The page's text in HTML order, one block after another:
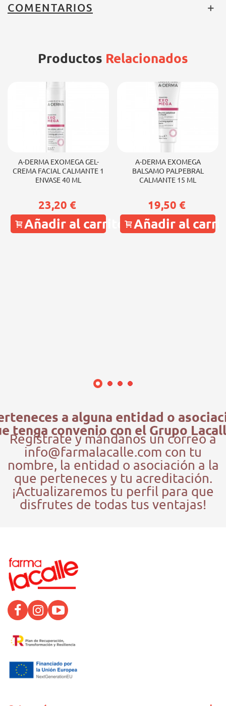
falta de luminosidad e hidratación y con signos de
+174% piel más revitalizada
+78% síntesis de colágeno
+36% hidratación inmediata
Actividad antioxidante demostrada
COMENTARIOS
Productos Relacionados
A-DERMA EXOMEGA GEL-
CREMA FACIAL CALMANTE 1
ENVASE 40 ML
23,20 €
Añadir al carrito
A-DERMA EXOMEGA
BALSAMO PALPEBRAL
CALMANTE 15 ML
19,50 €
Añadir al
a alguna entidad o
tenga convenio con el Grupo
Regístrate y mándanos un correo a
info@farmalacalle.com con tu
nombre, la entidad o asociación a la
que perteneces y tu acreditación.
¡Actualizaremos tu perfil para que
disfrutes de todas tus ventajas!